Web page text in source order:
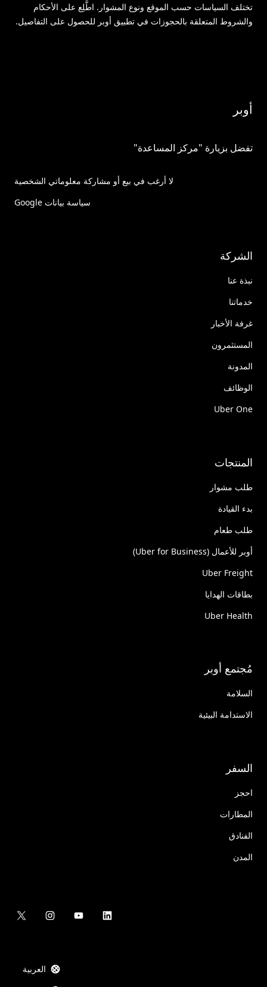
تختلف السياسات حسب الموقع ونوع المشوار. اطَّلِع على الأحكام
والشروط المتعلقة بالحجوزات في تطبيق أوبر للحصول على التفاصيل.
أوبر
تفضل بزيارة "مركز المساعدة"
لا أرغب في بيع أو مشاركة معلوماتي الشخصية
سياسة بيانات Google
الشركة
نبذة عنا
خدماتنا
غرفة الأخبار
المستثمرون
المدونة
الوظائف
Uber One
المنتجات
طلب مشوار
بدء القيادة
طلب طعام
أوبر للأعمال (Uber for Business)
Uber Freight
بطاقات الهدايا
Uber Health
مُجتمع أوبر
السلامة
الاستدامة البيئية
السفر
احجز
المطارات
الفنادق
المدن
العربية